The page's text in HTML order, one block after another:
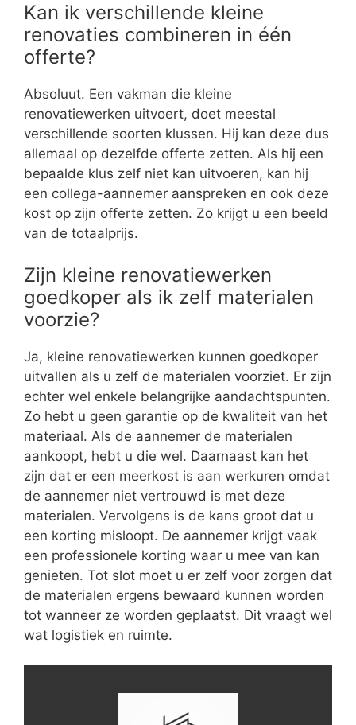
Kan ik verschillende kleine
renovaties combineren in één
offerte?
Absoluut. Een vakman die kleine
renovatiewerken uitvoert, doet meestal
verschillende soorten klussen. Hij kan deze dus
allemaal op dezelfde offerte zetten. Als hij een
bepaalde klus zelf niet kan uitvoeren, kan hij
een collega-aannemer aanspreken en ook deze
kost op zijn offerte zetten. Zo krijgt u een beeld
van de totaalprijs.
Zijn kleine renovatiewerken
goedkoper als ik zelf materialen
voorzie?
Ja, kleine renovatiewerken kunnen goedkoper
uitvallen als u zelf de materialen voorziet. Er zijn
echter wel enkele belangrijke aandachtspunten.
Zo hebt u geen garantie op de kwaliteit van het
materiaal. Als de aannemer de materialen
aankoopt, hebt u die wel. Daarnaast kan het
zijn dat er een meerkost is aan werkuren omdat
de aannemer niet vertrouwd is met deze
materialen. Vervolgens is de kans groot dat u
een korting misloopt. De aannemer krijgt vaak
een professionele korting waar u mee van kan
genieten. Tot slot moet u er zelf voor zorgen dat
de materialen ergens bewaard kunnen worden
tot wanneer ze worden geplaatst. Dit vraagt wel
wat logistiek en ruimte.